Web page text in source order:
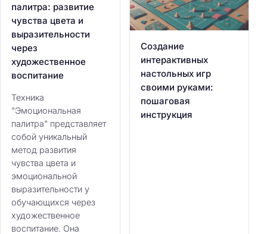
палитра: развитие
чувства цвета и
выразительности
через
художественное
воспитание
Техника
"Эмоциональная
палитра" представляет
собой уникальный
метод развития
чувства цвета и
эмоциональной
выразительности у
обучающихся через
художественное
воспитание. Она
Создание
интерактивных
настольных игр
своими руками:
пошаговая
инструкция